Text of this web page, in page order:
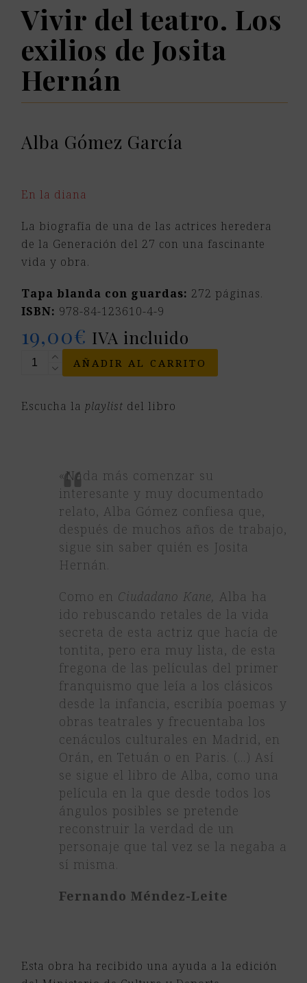
Vivir del teatro. Los
exilios de Josita
Hernán
Alba Gómez García
En la diana
La biografía de una de las actrices heredera
de la Generación del 27 con una fascinante
vida y obra.
Tapa blanda con guardas: 272 páginas.
ISBN: 978-84-123610-4-9
19,00€ IVA incluido
Vivir
Los
cantidad
AÑADIR AL CARRITO
Escucha la playlist del libro
«Nada más comenzar su
interesante y muy documentado
relato, Alba Gómez confiesa que,
después de muchos años de trabajo,
sigue sin saber quién es Josita
Hernán.
Como en Ciudadano Kane, Alba ha
ido rebuscando retales de la vida
secreta de esta actriz que hacía de
tontita, pero era muy lista, de esta
fregona de las películas del primer
franquismo que leía a los clásicos
desde la infancia, escribía poemas y
obras teatrales y frecuentaba los
cenáculos culturales en Madrid, en
Orán, en Tetuán o en Paris. (…) Así
se sigue el libro de Alba, como una
película en la que desde todos los
ángulos posibles se pretende
reconstruir la verdad de un
personaje que tal vez se la negaba a
sí misma.
Fernando Méndez-Leite
Esta obra ha recibido una ayuda a la edición